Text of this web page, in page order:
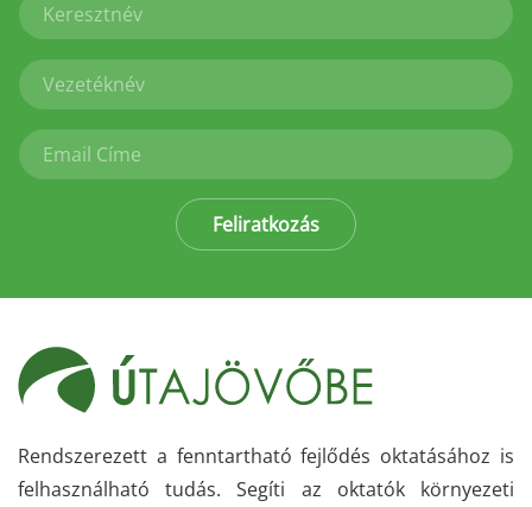
Feliratkozás
Rendszerezett a fenntartható fejlődés oktatásához is
felhasználható tudás. Segíti az oktatók környezeti